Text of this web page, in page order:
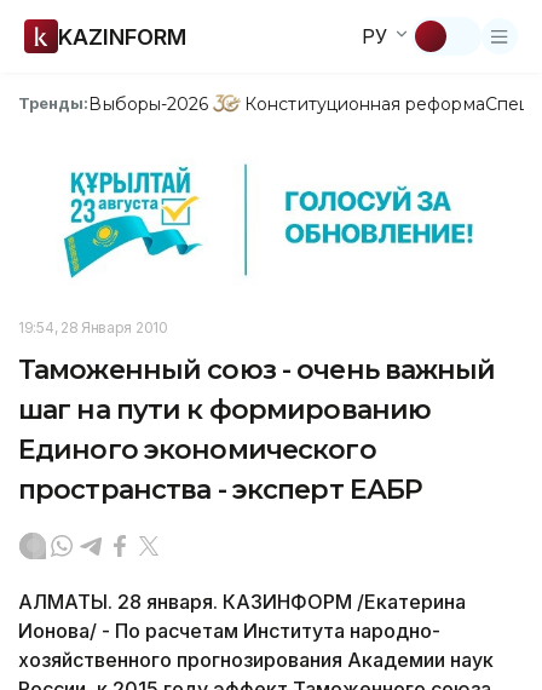
KAZINFORM РУ
Тренды:Выборы-2026 Конституционная реформа
19:54, 28 Января 2010
Таможенный союз - очень важный
шаг на пути к формированию
Единого экономического
пространства - эксперт ЕАБР
АЛМАТЫ. 28 января. КАЗИНФОРМ /Екатерина
Ионова/ - По расчетам Института народно-
хозяйственного прогнозирования Академии наук